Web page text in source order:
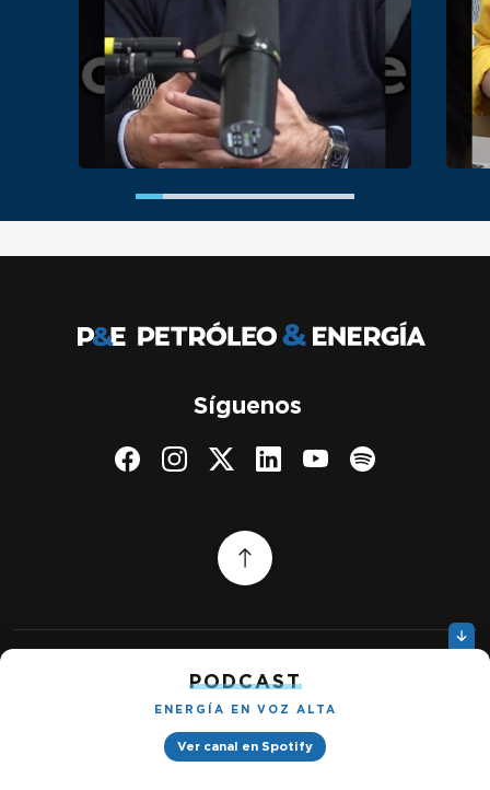
PODCAST
ENERGÍA EN VOZ ALTA
Ver canal en Spotify
Síguenos
Política de privacidad
Petróleo & Energía © 2026